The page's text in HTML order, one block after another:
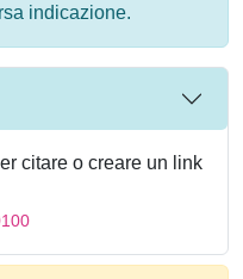
indicazione.
citare o creare un link